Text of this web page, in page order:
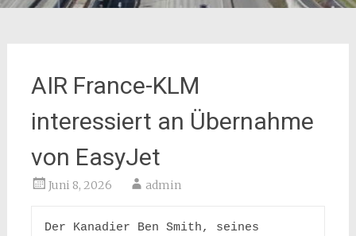
AIR France-KLM
interessiert an Übernahme
von EasyJet
Juni 8, 2026 admin
Der Kanadier Ben Smith, seines